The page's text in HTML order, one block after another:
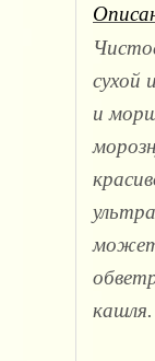
сухой
и
может
кашля.